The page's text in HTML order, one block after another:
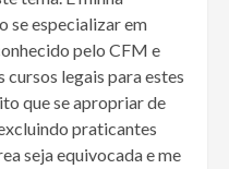
se especializar em
pelo CFM e
legais para estes
que se apropriar de
praticantes
seja equivocada e me